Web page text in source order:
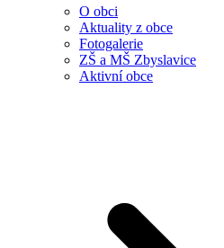
O obci
Aktuality z obce
Fotogalerie
ZŠ a MŠ Zbyslavice
Aktivní obce